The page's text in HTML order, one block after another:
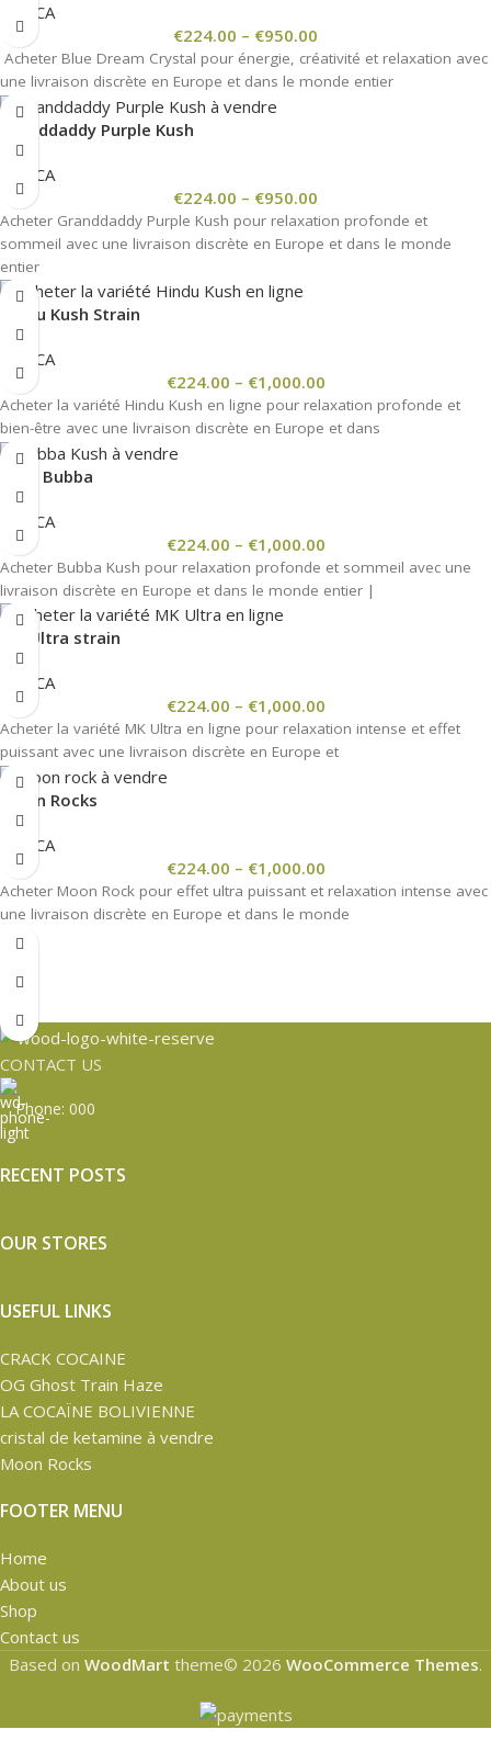
INDICA
€224.00 – €950.00
Acheter Blue Dream Crystal pour énergie, créativité et relaxation avec
une livraison discrète en Europe et dans le monde entier
Granddaddy Purple Kush
INDICA
€224.00 – €950.00
Acheter Granddaddy Purple Kush pour relaxation profonde et
sommeil avec une livraison discrète en Europe et dans le monde
entier
Hindu Kush Strain
INDICA
€224.00 – €1,000.00
Acheter la variété Hindu Kush en ligne pour relaxation profonde et
bien-être avec une livraison discrète en Europe et dans
Kush Bubba
INDICA
€224.00 – €1,000.00
Acheter Bubba Kush pour relaxation profonde et sommeil avec une
livraison discrète en Europe et dans le monde entier |
MK Ultra strain
INDICA
€224.00 – €1,000.00
Acheter la variété MK Ultra en ligne pour relaxation intense et effet
puissant avec une livraison discrète en Europe et
Moon Rocks
INDICA
€224.00 – €1,000.00
Acheter Moon Rock pour effet ultra puissant et relaxation intense avec
une livraison discrète en Europe et dans le monde
CONTACT US
Phone: 000
RECENT POSTS
OUR STORES
USEFUL LINKS
CRACK COCAINE
OG Ghost Train Haze
LA COCAÏNE BOLIVIENNE
cristal de ketamine à vendre
Moon Rocks
FOOTER MENU
Home
About us
Shop
Contact us
Based on WoodMart theme© 2026 WooCommerce Themes.